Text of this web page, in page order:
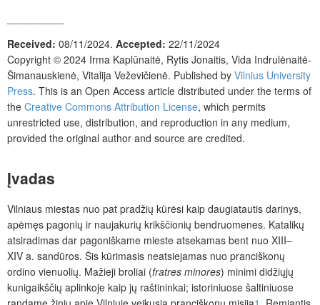
Received: 08/11/2024. Accepted: 22/11/2024
Copyright © 2024 Irma Kaplūnaitė, Rytis Jonaitis, Vida Indrulėnaitė-
Šimanauskienė, Vitalija Veževičienė. Published by Vilnius University
Press. This is an Open Access article distributed under the terms of
the Creative Commons Attribution License, which permits
unrestricted use, distribution, and reproduction in any medium,
provided the original author and source are credited.
Įvadas
Vilniaus miestas nuo pat pradžių kūrėsi kaip daugiatautis darinys,
apėmęs pagonių ir naujakurių krikščionių bendruomenes. Katalikų
atsiradimas dar pagoniškame mieste atsekamas bent nuo XIII–
XIV a. sandūros. Šis kūrimasis neatsiejamas nuo pranciškonų
ordino vienuolių. Mažieji broliai (fratres minores) minimi didžiųjų
kunigaikščių aplinkoje kaip jų raštininkai; istoriniuose šaltiniuose